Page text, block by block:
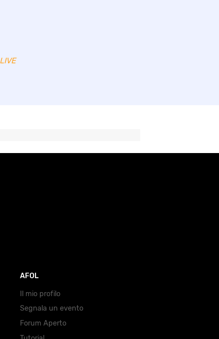
LIVE
AFOL
Il mio profilo
Segnala un evento
Forum Aperto